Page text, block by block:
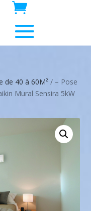
de 40 à 60M² / – Pose
Mural Sensira 5kW